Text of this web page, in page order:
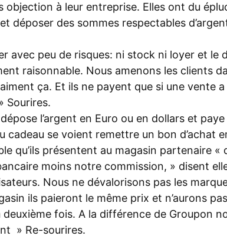
objection à leur entreprise. Elles ont du
déposer des sommes respectables
avec peu de risques: ni stock ni loyer et le
raisonnable. Nous amenons les clients
ça. Et ils ne payent que si une vente
Sourires.
l’argent en Euro ou en dollars et
cadeau se voient remettre un bon d’achat
qu’ils présentent au magasin partenaire «
moins notre commission, » disent
Nous ne dévalorisons pas les
ils paieront le même prix et n’aurons pas
deuxième fois. A la différence de Groupon
» Re-sourires.